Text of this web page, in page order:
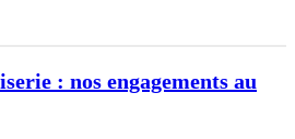
: nos engagements au